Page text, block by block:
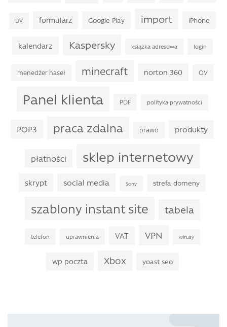
DV formularz Google Play import iPhone
kalendarz Kaspersky książka adresowa login
menedżer haseł minecraft norton 360 OV
Panel klienta PDF polityka prywatności
POP3 praca zdalna prawo produkty
płatności sklep internetowy
skrypt social media Sony strefa domeny
szablony instant site tabela
telefon uprawnienia VAT VPN wirusy
wp poczta Xbox yoast seo